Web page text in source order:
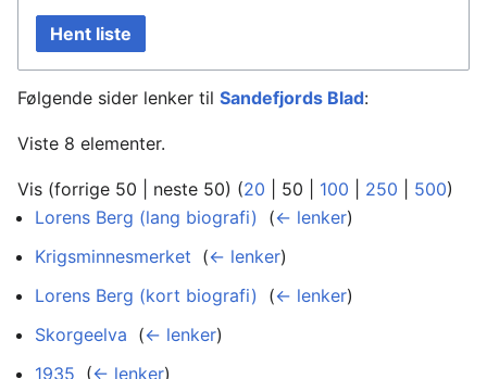
Hent liste
Følgende sider lenker til Sandefjords Blad:
Viste 8 elementer.
Vis (forrige 50 neste 50) (20 50 100 250 500)
Lorens Berg (lang biografi)
(← lenker)
Krigsminnesmerket (← lenker)
Lorens Berg (kort biografi)
(← lenker)
Skorgeelva (← lenker)
1935 (← lenker)